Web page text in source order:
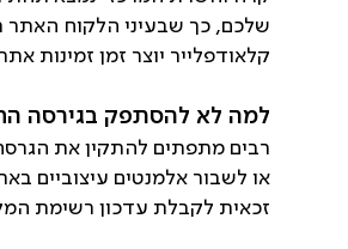
שלכם, כך שבעיני הלקוח האתר
קלאודפלייר יוצר זמן זמינות
למה לא להסתפק בגירסה
רבים מתפתים להתקין את
או לשבור אלמנטים עיצוביים
זכאית לקבלת עדכון רשימת